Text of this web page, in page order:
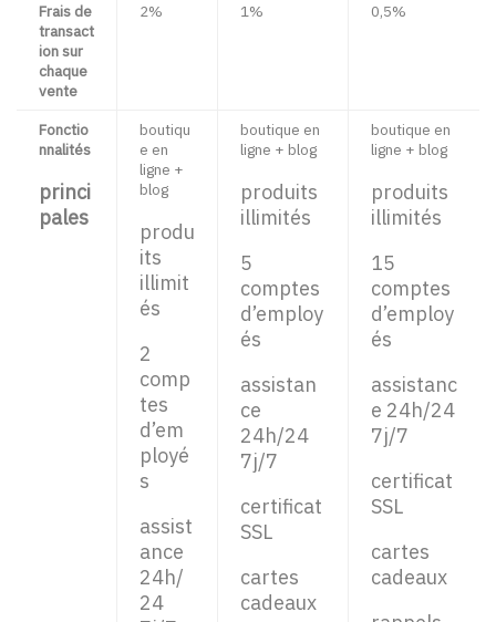
Frais de
transact
ion sur
chaque
vente
2% 1% 0,5%
Fonctio
nnalités
princi
pales
boutiqu
e en
ligne +
blog
produ
its
illimit
és
2
comp
tes
d’em
ployé
s
assist
ance
24h/
24
boutique en
ligne + blog
produits
illimités
5
comptes
d’employ
és
assistan
ce
24h/24
7j/7
certificat
SSL
cartes
cadeaux
boutique en
ligne + blog
produits
illimités
15
comptes
d’employ
és
assistanc
e 24h/24
7j/7
certificat
SSL
cartes
cadeaux